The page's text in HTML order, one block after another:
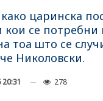
царинска
кои се
што се
Николовски.
278